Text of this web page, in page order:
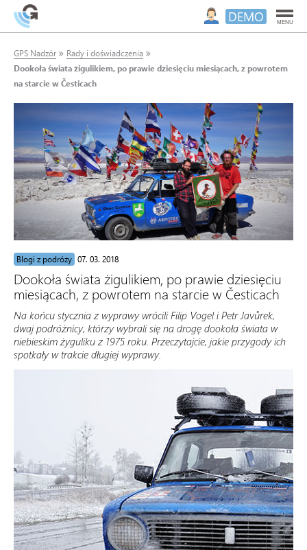
DEMO MENU
GPS Nadzór
Rady i doświadczenia
Dookoła świata żigulikiem, po prawie dziesięciu miesiącach, z powrotem
na starcie w Česticach
Blogi z podróży 07. 03. 2018
Dookoła świata żigulikiem, po prawie dziesięciu
miesiącach, z powrotem na starcie w Česticach
Na końcu stycznia z wyprawy wrócili Filip Vogel i Petr Javůrek,
dwaj podróżnicy, którzy wybrali się na drogę dookoła świata w
niebieskim żyguliku z 1975 roku. Przeczytajcie, jakie przygody ich
spotkały w trakcie długiej wyprawy.